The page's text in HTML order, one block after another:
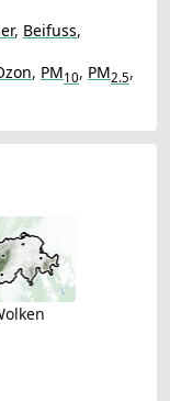
, Beifuss,
, PM10, PM2.5,